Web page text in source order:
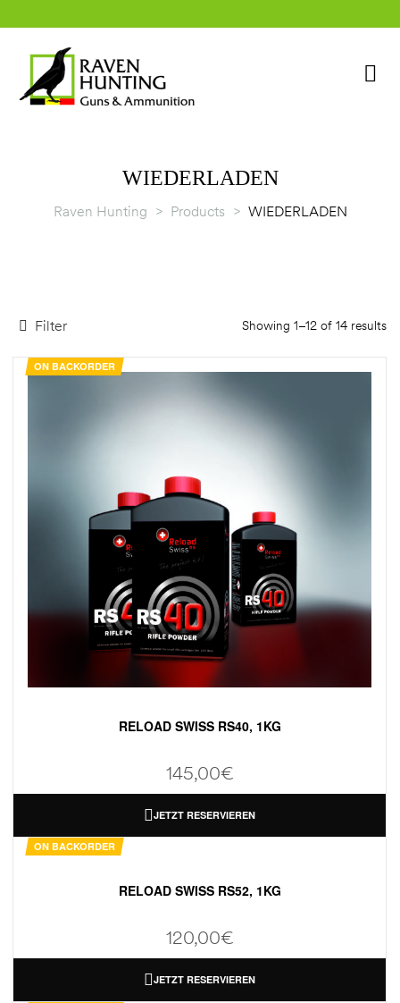
WIEDERLADEN
Raven Hunting > Products > WIEDERLADEN
Filter Showing 1–12 of 14 results
ON BACKORDER
RELOAD SWISS RS40, 1KG
145,00€
JETZT RESERVIEREN
ON BACKORDER
RELOAD SWISS RS52, 1KG
120,00€
JETZT RESERVIEREN